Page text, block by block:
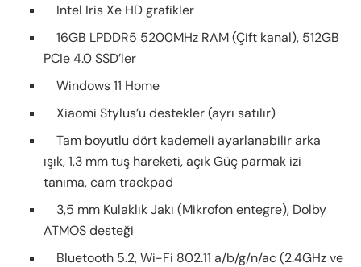
Intel Iris Xe HD grafikler
16GB LPDDR5 5200MHz RAM (Çift kanal), 512GB
PCIe 4.0 SSD’ler
Windows 11 Home
Xiaomi Stylus’u destekler (ayrı satılır)
Tam boyutlu dört kademeli ayarlanabilir arka
ışık, 1,3 mm tuş hareketi, açık Güç parmak izi
tanıma, cam trackpad
3,5 mm Kulaklık Jakı (Mikrofon entegre), Dolby
ATMOS desteği
Bluetooth 5.2, Wi-Fi 802.11 a/b/g/n/ac (2.4GHz ve